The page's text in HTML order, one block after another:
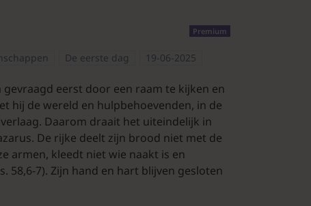
Premium
De eerste dag 19-06-2025
eerst door een raam te kijken en
hij de wereld en hulpbehoevenden, in de
Daarom draait het uiteindelijk in
De rijke deelt zijn brood niet met de
armen, kleedt niet wie naakt is en
58,6-7). Zijn hand en hart blijven gesloten